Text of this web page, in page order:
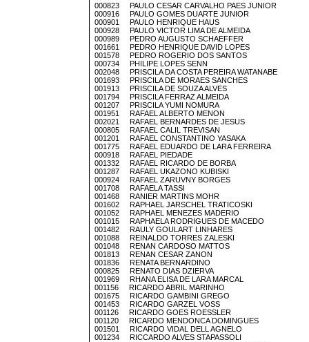
000823 PAULO CESAR CARVALHO PAES JUNIOR
000916 PAULO GOMES DUARTE JUNIOR
000901 PAULO HENRIQUE HAUS
000928 PAULO VICTOR LIMA DE ALMEIDA
000989 PEDRO AUGUSTO SCHAEFFER
001661 PEDRO HENRIQUE DAVID LOPES
001578 PEDRO ROGERIO DOS SANTOS
000734 PHILIPE LOPES SENN
002048 PRISCILA DA COSTA PEREIRA WATANABE
001693 PRISCILA DE MORAES SANCHES
001913 PRISCILA DE SOUZA ALVES
001794 PRISCILA FERRAZ ALMEIDA
001207 PRISCILA YUMI NOMURA
001951 RAFAEL ALBERTO MENON
002021 RAFAEL BERNARDES DE JESUS
000805 RAFAEL CALIL TREVISAN
001201 RAFAEL CONSTANTINO YASAKA
001775 RAFAEL EDUARDO DE LARA FERREIRA
000918 RAFAEL PIEDADE
001332 RAFAEL RICARDO DE BORBA
001287 RAFAEL UKAZONO KUBISKI
000924 RAFAEL ZARUVNY BORGES
001708 RAFAELA TASSI
001468 RANIER MARTINS MOHR
001602 RAPHAEL JARSCHEL TRATICOSKI
001052 RAPHAEL MENEZES MADERIO
001015 RAPHAELA RODRIGUES DE MACEDO
001482 RAULY GOULART LINHARES
001088 REINALDO TORRES ZALESKI
001048 RENAN CARDOSO MATTOS
001813 RENAN CESAR ZANON
001836 RENATA BERNARDINO
000825 RENATO DIAS DZIERVA
001969 RHANA ELISA DE LARA MARCAL
001156 RICARDO ABRIL MARINHO
001675 RICARDO GAMBINI GREGO
001453 RICARDO GARZEL VOSS
001126 RICARDO GOES ROESSLER
001120 RICARDO MENDONCA DOMINGUES
001501 RICARDO VIDAL DELL AGNELO
001234 RICCARDO ALVES STAPASSOLI